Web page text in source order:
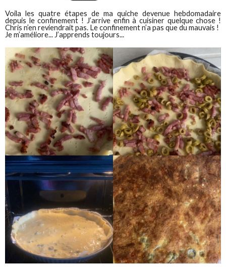
Voila les quatre étapes de ma quiche devenue hebdomadaire
depuis le confinement ! J’arrive enfin à cuisiner quelque chose !
Chris n’en reviendrait pas. Le confinement n’a pas que du mauvais !
Je m’améliore... J’apprends toujours...